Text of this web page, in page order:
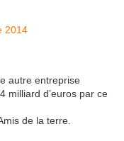
2014
autre entreprise
milliard d’euros par ce
de la terre.